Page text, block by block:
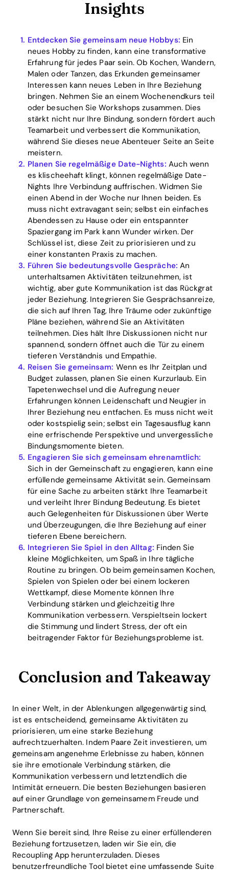
Blog
Download
Insights
Entdecken Sie gemeinsam neue Hobbys: Ein
neues Hobby zu finden, kann eine transformative
Erfahrung für jedes Paar sein. Ob Kochen, Wandern,
Malen oder Tanzen, das Erkunden gemeinsamer
Interessen kann neues Leben in Ihre Beziehung
bringen. Nehmen Sie an einem Wochenendkurs teil
oder besuchen Sie Workshops zusammen. Dies
stärkt nicht nur Ihre Bindung, sondern fördert auch
Teamarbeit und verbessert die Kommunikation,
während Sie dieses neue Abenteuer Seite an Seite
meistern.
Planen Sie regelmäßige Date-Nights: Auch wenn
es klischeehaft klingt, können regelmäßige Date-
Nights Ihre Verbindung auffrischen. Widmen Sie
einen Abend in der Woche nur Ihnen beiden. Es
muss nicht extravagant sein; selbst ein einfaches
Abendessen zu Hause oder ein entspannter
Spaziergang im Park kann Wunder wirken. Der
Schlüssel ist, diese Zeit zu priorisieren und zu
einer konstanten Praxis zu machen.
Führen Sie bedeutungsvolle Gespräche: An
unterhaltsamen Aktivitäten teilzunehmen, ist
wichtig, aber gute Kommunikation ist das Rückgrat
jeder Beziehung. Integrieren Sie Gesprächsanreize,
die sich auf Ihren Tag, Ihre Träume oder zukünftige
Pläne beziehen, während Sie an Aktivitäten
teilnehmen. Dies hält Ihre Diskussionen nicht nur
spannend, sondern öffnet auch die Tür zu einem
tieferen Verständnis und Empathie.
Reisen Sie gemeinsam: Wenn es Ihr Zeitplan und
Budget zulassen, planen Sie einen Kurzurlaub. Ein
Tapetenwechsel und die Aufregung neuer
Erfahrungen können Leidenschaft und Neugier in
Ihrer Beziehung neu entfachen. Es muss nicht weit
oder kostspielig sein; selbst ein Tagesausflug kann
eine erfrischende Perspektive und unvergessliche
Bindungsmomente bieten.
Engagieren Sie sich gemeinsam ehrenamtlich:
Sich in der Gemeinschaft zu engagieren, kann eine
erfüllende gemeinsame Aktivität sein. Gemeinsam
für eine Sache zu arbeiten stärkt Ihre Teamarbeit
und verleiht Ihrer Bindung Bedeutung. Es bietet
auch Gelegenheiten für Diskussionen über Werte
und Überzeugungen, die Ihre Beziehung auf einer
tieferen Ebene bereichern.
Integrieren Sie Spiel in den Alltag: Finden Sie
kleine Möglichkeiten, um Spaß in Ihre tägliche
Routine zu bringen. Ob beim gemeinsamen Kochen,
Spielen von Spielen oder bei einem lockeren
Wettkampf, diese Momente können Ihre
Verbindung stärken und gleichzeitig Ihre
Kommunikation verbessern. Verspieltsein lockert
die Stimmung und lindert Stress, der oft ein
beitragender Faktor für Beziehungsprobleme ist.
Conclusion and Takeaway
In einer Welt, in der Ablenkungen allgegenwärtig sind,
ist es entscheidend, gemeinsame Aktivitäten zu
priorisieren, um eine starke Beziehung
aufrechtzuerhalten. Indem Paare Zeit investieren, um
gemeinsam angenehme Erlebnisse zu haben, können
sie ihre emotionale Verbindung stärken, die
Kommunikation verbessern und letztendlich die
Intimität erneuern. Die besten Beziehungen basieren
auf einer Grundlage von gemeinsamem Freude und
Partnerschaft.
Wenn Sie bereit sind, Ihre Reise zu einer erfüllenderen
Beziehung fortzusetzen, laden wir Sie ein, die
Recoupling App herunterzuladen. Dieses
benutzerfreundliche Tool bietet eine umfassende Suite